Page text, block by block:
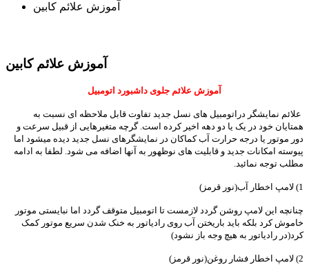
آموزش علائم کابین
آموزش علائم کابین
آموزش علائم جلوی داشبورد اتومبیل
علائم نمایشگر دراتومبیل های نسل جدید تفاوت قابل ملاحظه ای نسبت به
همتایان خود در یک یا دو دهه اخیر کرده است. گرچه متغیرهایی از قبیل سرعت و
دور موتور یا درجه حرارت آب کماکان در نمایشگرهای نسل جدید دیده میشود اما
پیوسته امکانات جدید و قابلیت های نوظهور به آنها اضافه می شود. لطفا به ادامه
مطلب توجه نمائید.
1) لامپ اخطار آب(نور قرمز)
چنانچه این لامپ روشن گردد لازمست تا اتومبیل متوقف گردد اما نبایستی موتور
خاموش کرد بلکه باید باریختن آب روی رادیاتور به خنک شدن سریع موتور کمک
کرد(در رادیاتور به هیچ وجه باز نشود)
2) لامپ اخطار فشار روغن(نور قرمز)